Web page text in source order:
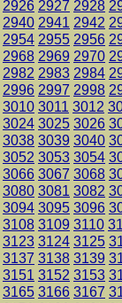
2926 2927 2928
2940 2941 2942
2954 2955 2956
2968 2969 2970
2982 2983 2984
2996 2997 2998
3010 3011 3012
3024 3025 3026
3038 3039 3040
3052 3053 3054
3066 3067 3068
3080 3081 3082
3094 3095 3096
3108 3109 3110
3123 3124 3125
3137 3138 3139
3151 3152 3153
3165 3166 3167